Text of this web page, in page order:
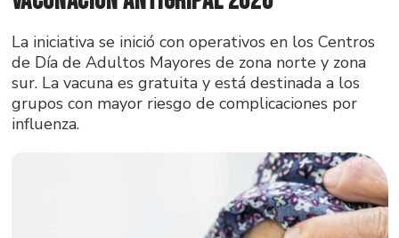
La iniciativa se inició con operativos en los Centros
de Día de Adultos Mayores de zona norte y zona
sur. La vacuna es gratuita y está destinada a los
grupos con mayor riesgo de complicaciones por
influenza.